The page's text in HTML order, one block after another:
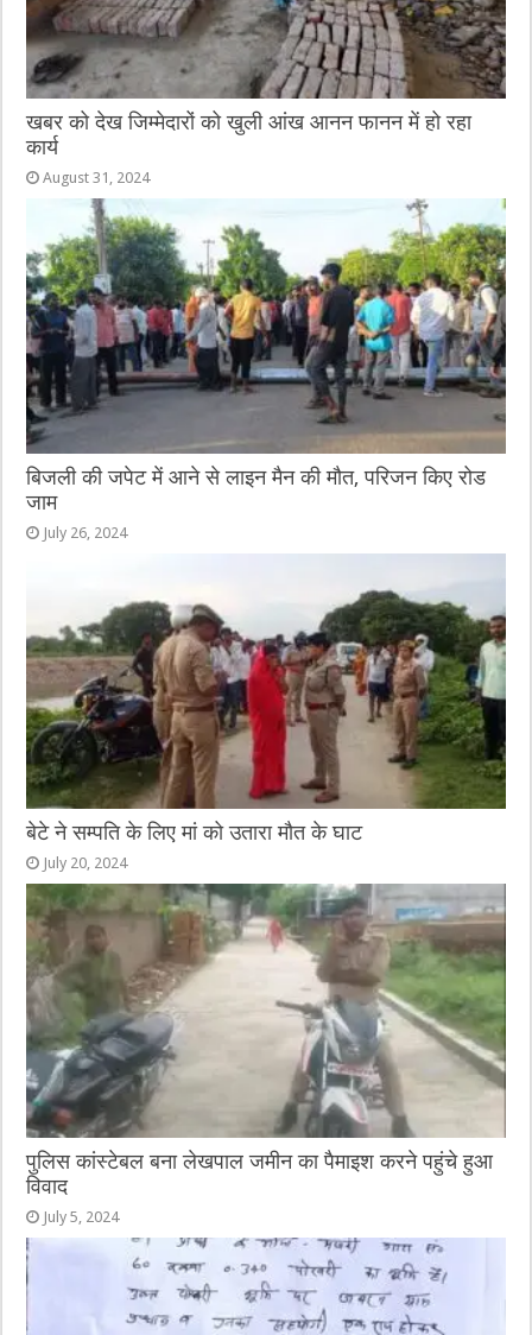
खबर को देख जिम्मेदारों को खुली आंख आनन फानन में हो रहा
कार्य
August 31, 2024
बिजली की जपेट में आने से लाइन मैन की मौत, परिजन किए रोड
जाम
July 26, 2024
बेटे ने सम्पति के लिए मां को उतारा मौत के घाट
July 20, 2024
पुलिस कांस्टेबल बना लेखपाल जमीन का पैमाइश करने पहुंचे हुआ
विवाद
July 5, 2024